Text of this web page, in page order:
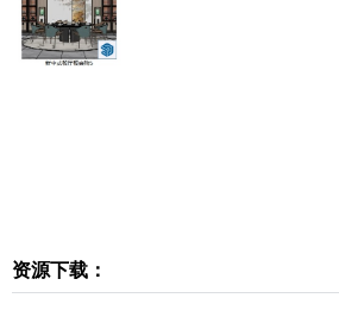
资源下载：
资源下载： 本站提供百度网盘下
所值！ 学堂有系统进阶
详情，0基础直接晋级为
扫描二维码继续阅读